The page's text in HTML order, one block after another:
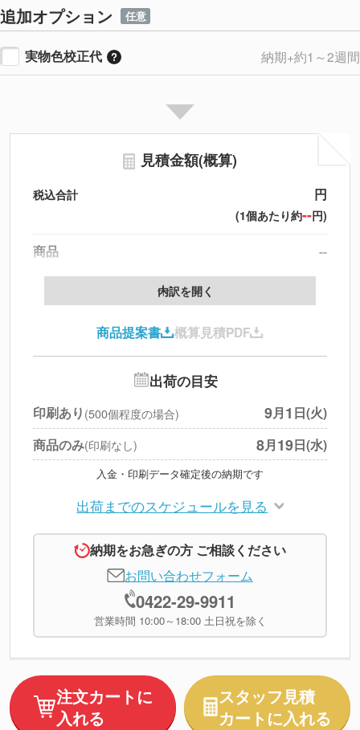
追加オプション 任意
実物色校正代 納期+約1～2週間
見積金額(概算)
税込合計 円
(1個あたり約--円)
商品
--
製版代
印刷代
北海道・沖縄・離島 別途
円
※上記小計は税別です
内訳を開く
商品提案書 概算見積PDF
出荷の目安
印刷あり (500個程度の場合) 9月1 日(火)
商品のみ(印刷なし) 8月19日(水)
入金・印刷データ確定後の納期です
出荷までのスケジュールを見る
納期をお急ぎの方 ご相談ください
お問い合わせフォーム
0422-29-9911
営業時間 10:00～18:00 土日祝を除く
注文カートに
入れる
スタッフ見積
カートに入れる